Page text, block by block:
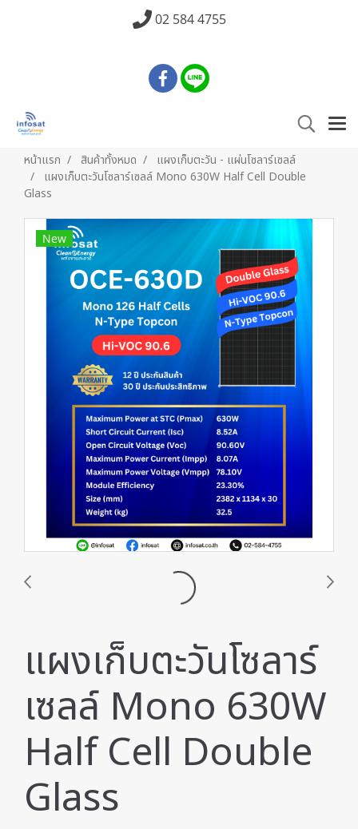
02 584 4755
หน้าแรก สินค้าทั้งหมด
แผงเก็บตะวัน - แผ่นโซลาร์เซลล์
แผงเก็บตะวันโซลาร์เซลล์ Mono 630W Half Cell Double
Glass
New
แผงเก็บตะวันโซลาร์
เซลล์ Mono 630W
Half Cell Double
Glass